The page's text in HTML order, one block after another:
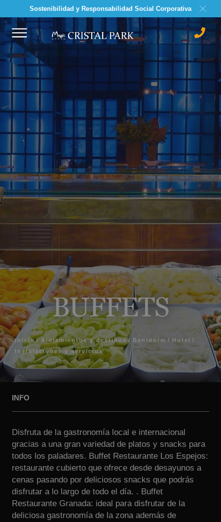
Sostenibilidad y Responsabilidad Social Corporativa
BUFFETS
Inicio Alojamientos y destinos Benidorm
Hotel
Instalaciones y servicios
INFO
Disfruta de la gastronomía local e internacional
gracias a una gran variedad de platos y snacks para
todos los paladares. Buffet Restaurante Los Espejos:
restaurante cubierto que ofrece desde desayunos a
cenas pasando por deliciosos snacks que podrás
disfrutar a lo largo de todo el día. . Buffet
Restaurante Granada: ideal para disfrutar de la
deliciosa gastronomía de la zona además de